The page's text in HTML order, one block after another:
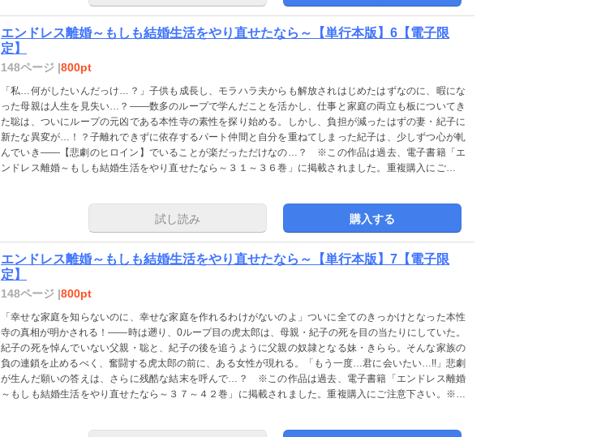
エンドレス離婚～もしも結婚生活をやり直せたなら～【単行本版】6【電子限
定】
148ページ |800pt
「私…何がしたいんだっけ…？」子供も成長し、モラハラ夫からも解放されはじめたはずなのに、暇にな
った母親は人生を見失い…？――数多のループで学んだことを活かし、仕事と家庭の両立も板についてき
た聡は、ついにループの元凶である本性寺の素性を探り始める。しかし、負担が減ったはずの妻・紀子に
新たな異変が…！？子離れできずに依存するパート仲間と自分を重ねてしまった紀子は、少しずつ心が軋
んでいき――【悲劇のヒロイン】でいることが楽だっただけなの…？ ※この作品は過去、電子書籍「エ
ンドレス離婚～もしも結婚生活をやり直せたなら～３１～３６巻」に掲載されました。重複購入にご注意
試し読み 購入する
エンドレス離婚～もしも結婚生活をやり直せたなら～【単行本版】7【電子限
定】
148ページ |800pt
「幸せな家庭を知らないのに、幸せな家庭を作れるわけがないのよ」ついに全てのきっかけとなった本性
寺の真相が明かされる！――時は遡り、0ループ目の虎太郎は、母親・紀子の死を目の当たりにしていた。
紀子の死を悼んでいない父親・聡と、紀子の後を追うように父親の奴隷となる妹・きらら。そんな家族の
負の連鎖を止めるべく、奮闘する虎太郎の前に、ある女性が現れる。「もう一度…君に会いたい…!!」悲劇
が生んだ願いの答えは、さらに残酷な結末を呼んで…？ ※この作品は過去、電子書籍「エンドレス離婚
～もしも結婚生活をやり直せたなら～３７～４２巻」に掲載されました。重複購入にご注意下さい。※本